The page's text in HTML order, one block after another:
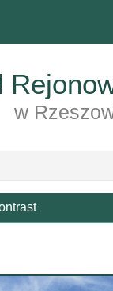
w
BIP otwiera się